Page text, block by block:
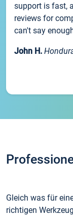
support is fast,
reviews for
can't say
John H.
Gleich was für
richtigen